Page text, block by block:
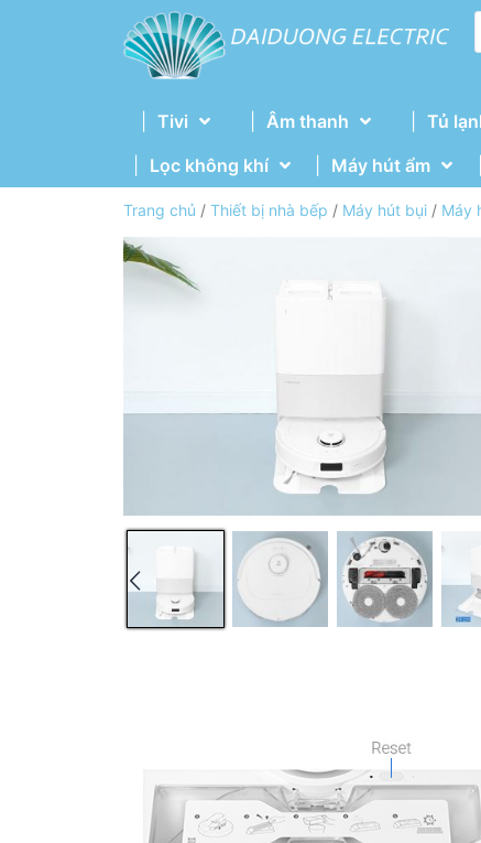
Tivi Âm thanh Tủ
Lọc không khí
Máy hút ẩm
Trang chủ / Thiết bị nhà bếp / Máy hút bụi / Máy